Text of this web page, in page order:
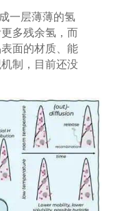
一层薄薄的氢
多残余氢，而
面的材质、能
制，目前还没